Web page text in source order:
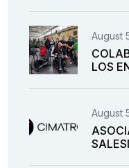
August
LOS
August